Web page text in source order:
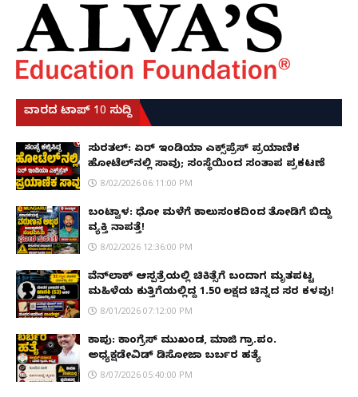
ವಾರದ ಟಾಪ್ 10 ಸುದ್ದಿ
ಸುರತ್ಕಲ್: ಏರ್ ಇಂಡಿಯಾ ಎಕ್ಸ್‌ಪ್ರೆಸ್ ಪ್ರಯಾಣಿಕ
ಹೋಟೆಲ್‌ನಲ್ಲಿ ಸಾವು; ಸಂಸ್ಥೆಯಿಂದ ಸಂತಾಪ ಪ್ರಕಟಣೆ
8/02/2026 06:11:00 PM
ಬಂಟ್ವಾಳ: ಧೋ ಮಳೆಗೆ ಕಾಲುಸಂಕದಿಂದ ತೋಡಿಗೆ ಬಿದ್ದು
ವ್ಯಕ್ತಿ ನಾಪತ್ತೆ!
8/02/2026 12:36:00 PM
ವೆನ್‌ಲಾಕ್ ಆಸ್ಪತ್ರೆಯಲ್ಲಿ ಚಿಕಿತ್ಸೆಗೆ ಬಂದಾಗ ಮೃತಪಟ್ಟ
ಮಹಿಳೆಯ ಕುತ್ತಿಗೆಯಲ್ಲಿದ್ದ ₹1.50 ಲಕ್ಷದ ಚಿನ್ನದ ಸರ ಕಳವು!
8/01/2026 07:12:00 PM
ಕಾಪು: ಕಾಂಗ್ರೆಸ್ ಮುಖಂಡ, ಮಾಜಿ ಗ್ರಾ.ಪಂ.
ಅಧ್ಯಕ್ಷಡೇವಿಡ್ ಡಿಸೋಜಾ ಬರ್ಬರ ಹತ್ಯೆ
8/07/2026 05:40:00 PM